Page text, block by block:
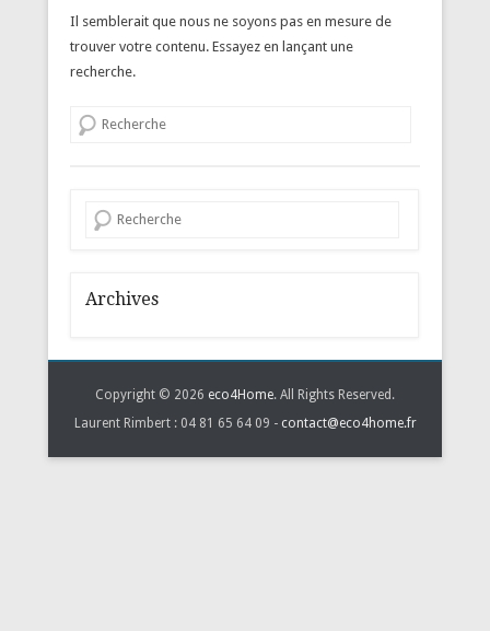
Il semblerait que nous ne soyons pas en mesure de
trouver votre contenu. Essayez en lançant une
recherche.
Recherche
Recherche
Archives
Copyright © 2026 eco4Home. All Rights Reserved.
Laurent Rimbert : 04 81 65 64 09 - contact@eco4home.fr